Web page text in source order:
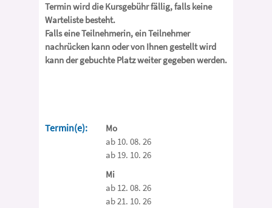
Termin wird die Kursgebühr fällig, falls keine
Warteliste besteht.
Falls eine Teilnehmerin, ein Teilnehmer
nachrücken kann oder von Ihnen gestellt wird
kann der gebuchte Platz weiter gegeben werden.
Termin(e):
Mo
ab 10. 08. 26
ab 19. 10. 26
Mi
ab 12. 08. 26
ab 21. 10. 26